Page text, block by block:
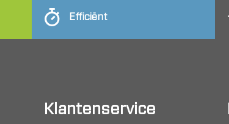
Efficiënt
Klantenservice